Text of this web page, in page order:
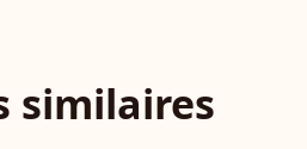
similaires